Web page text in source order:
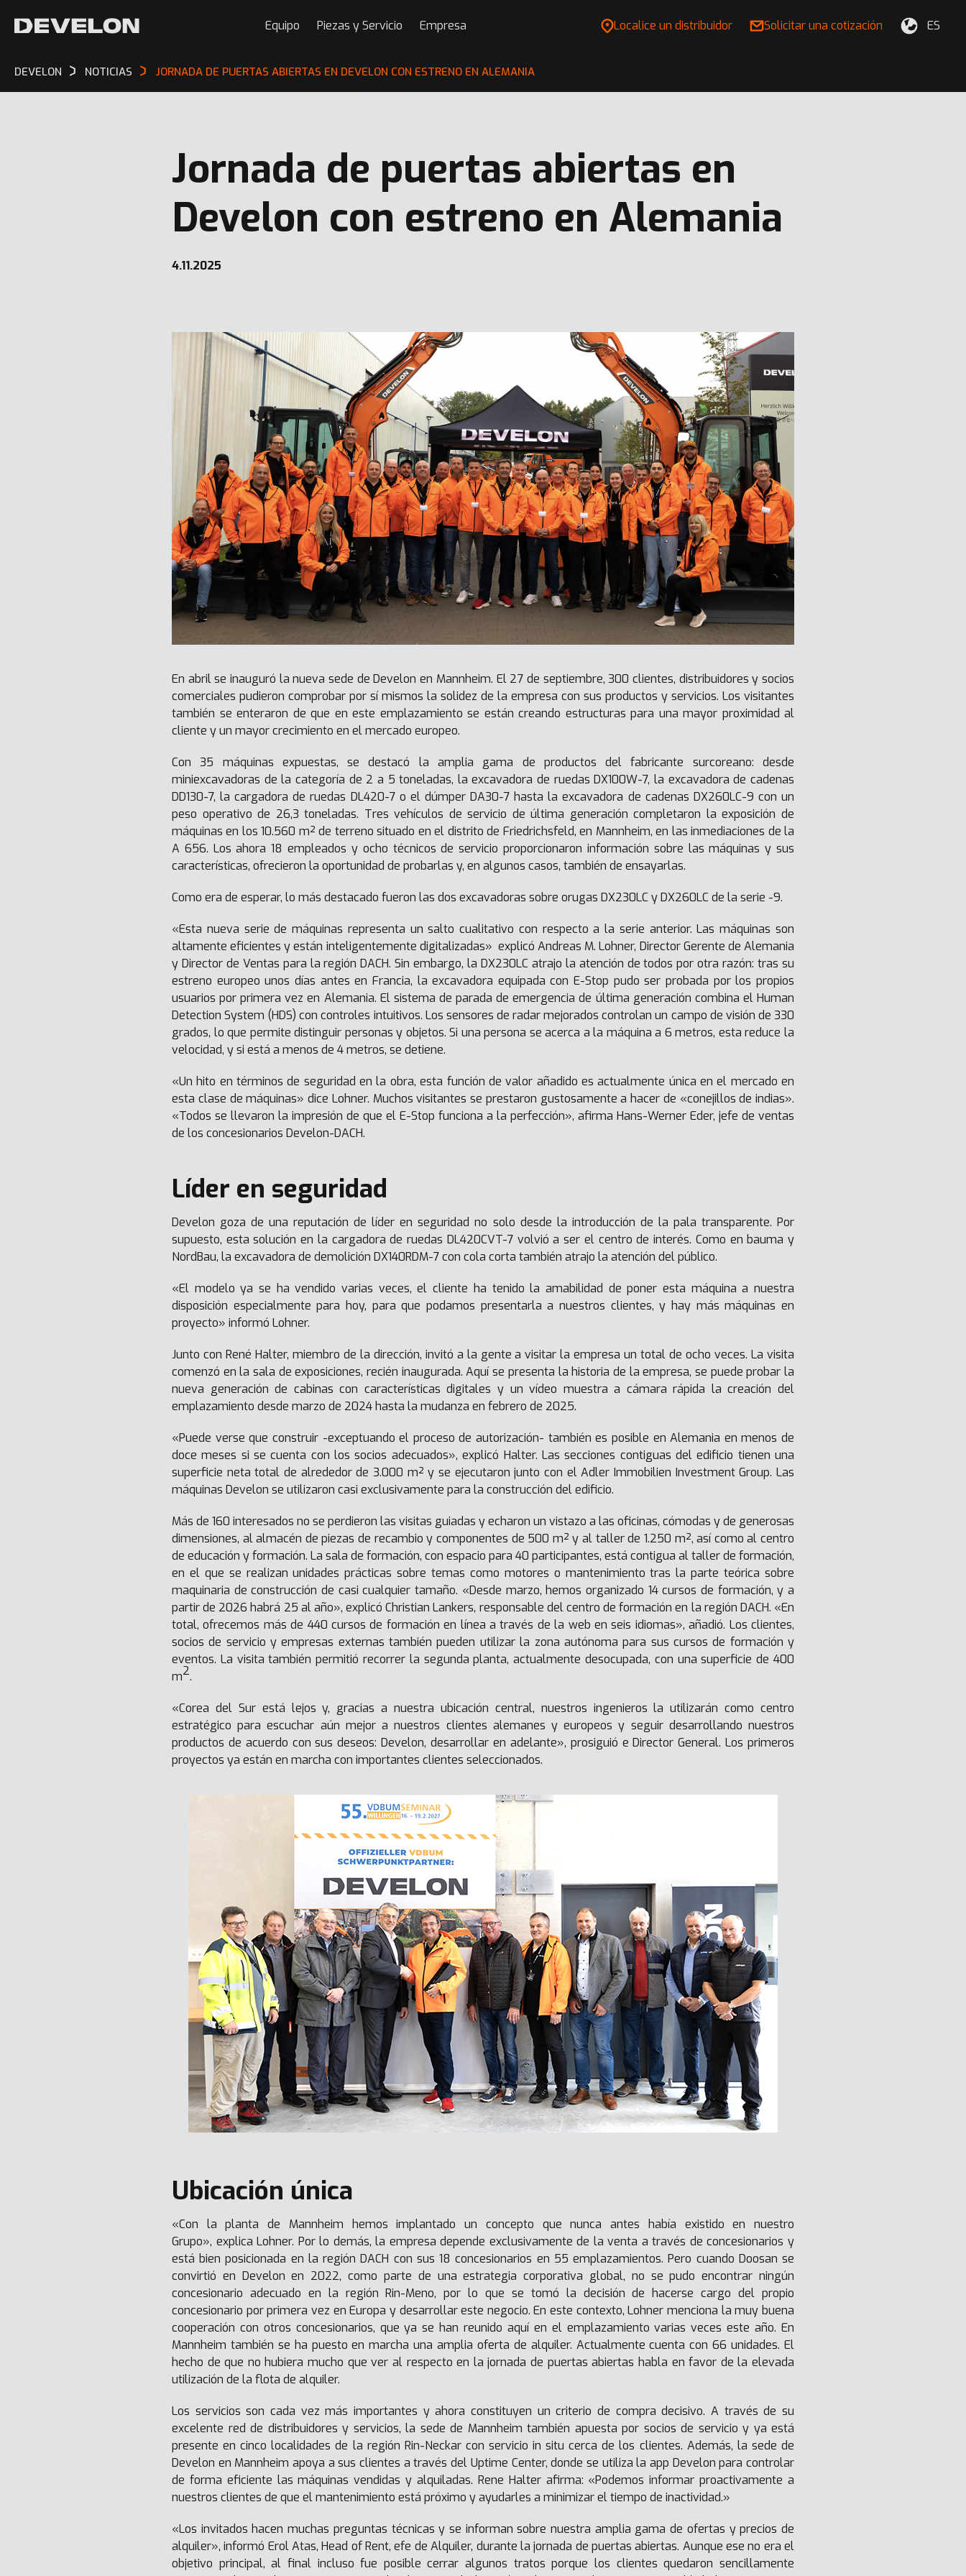
Equipo Piezas y Servicio Empresa Localice un distribuidor Solicitar una cotización ES
DEVELON NOTICIAS JORNADA DE PUERTAS ABIERTAS EN DEVELON CON ESTRENO EN ALEMANIA
Jornada de puertas abiertas en
Develon con estreno en Alemania
4.11.2025
En abril se inauguró la nueva sede de Develon en Mannheim. El 27 de septiembre, 300 clientes, distribuidores y socios
comerciales pudieron comprobar por sí mismos la solidez de la empresa con sus productos y servicios. Los visitantes
también se enteraron de que en este emplazamiento se están creando estructuras para una mayor proximidad al
cliente y un mayor crecimiento en el mercado europeo.
Con 35 máquinas expuestas, se destacó la amplia gama de productos del fabricante surcoreano: desde
miniexcavadoras de la categoría de 2 a 5 toneladas, la excavadora de ruedas DX100W-7, la excavadora de cadenas
DD130-7, la cargadora de ruedas DL420-7 o el dúmper DA30-7 hasta la excavadora de cadenas DX260LC-9 con un
peso operativo de 26,3 toneladas. Tres vehículos de servicio de última generación completaron la exposición de
máquinas en los 10.560 m² de terreno situado en el distrito de Friedrichsfeld, en Mannheim, en las inmediaciones de la
A 656. Los ahora 18 empleados y ocho técnicos de servicio proporcionaron información sobre las máquinas y sus
características, ofrecieron la oportunidad de probarlas y, en algunos casos, también de ensayarlas.
Como era de esperar, lo más destacado fueron las dos excavadoras sobre orugas DX230LC y DX260LC de la serie -9.
«Esta nueva serie de máquinas representa un salto cualitativo con respecto a la serie anterior. Las máquinas son
altamente eficientes y están inteligentemente digitalizadas» explicó Andreas M. Lohner, Director Gerente de Alemania
y Director de Ventas para la región DACH. Sin embargo, la DX230LC atrajo la atención de todos por otra razón: tras su
estreno europeo unos días antes en Francia, la excavadora equipada con E-Stop pudo ser probada por los propios
usuarios por primera vez en Alemania. El sistema de parada de emergencia de última generación combina el Human
Detection System (HDS) con controles intuitivos. Los sensores de radar mejorados controlan un campo de visión de 330
grados, lo que permite distinguir personas y objetos. Si una persona se acerca a la máquina a 6 metros, esta reduce la
velocidad, y si está a menos de 4 metros, se detiene.
«Un hito en términos de seguridad en la obra, esta función de valor añadido es actualmente única en el mercado en
esta clase de máquinas» dice Lohner. Muchos visitantes se prestaron gustosamente a hacer de «conejillos de indias».
«Todos se llevaron la impresión de que el E-Stop funciona a la perfección», afirma Hans-Werner Eder, jefe de ventas
de los concesionarios Develon-DACH.
Líder en seguridad
Develon goza de una reputación de líder en seguridad no solo desde la introducción de la pala transparente. Por
supuesto, esta solución en la cargadora de ruedas DL420CVT-7 volvió a ser el centro de interés. Como en bauma y
NordBau, la excavadora de demolición DX140RDM-7 con cola corta también atrajo la atención del público.
«El modelo ya se ha vendido varias veces, el cliente ha tenido la amabilidad de poner esta máquina a nuestra
disposición especialmente para hoy, para que podamos presentarla a nuestros clientes, y hay más máquinas en
proyecto» informó Lohner.
Junto con René Halter, miembro de la dirección, invitó a la gente a visitar la empresa un total de ocho veces. La visita
comenzó en la sala de exposiciones, recién inaugurada. Aquí se presenta la historia de la empresa, se puede probar la
nueva generación de cabinas con características digitales y un vídeo muestra a cámara rápida la creación del
emplazamiento desde marzo de 2024 hasta la mudanza en febrero de 2025.
«Puede verse que construir -exceptuando el proceso de autorización- también es posible en Alemania en menos de
doce meses si se cuenta con los socios adecuados», explicó Halter. Las secciones contiguas del edificio tienen una
superficie neta total de alrededor de 3.000 m² y se ejecutaron junto con el Adler Immobilien Investment Group. Las
máquinas Develon se utilizaron casi exclusivamente para la construcción del edificio.
Más de 160 interesados no se perdieron las visitas guiadas y echaron un vistazo a las oficinas, cómodas y de generosas
dimensiones, al almacén de piezas de recambio y componentes de 500 m² y al taller de 1.250 m², así como al centro
de educación y formación. La sala de formación, con espacio para 40 participantes, está contigua al taller de formación,
en el que se realizan unidades prácticas sobre temas como motores o mantenimiento tras la parte teórica sobre
maquinaria de construcción de casi cualquier tamaño. «Desde marzo, hemos organizado 14 cursos de formación, y a
partir de 2026 habrá 25 al año», explicó Christian Lankers, responsable del centro de formación en la región DACH. «En
total, ofrecemos más de 440 cursos de formación en línea a través de la web en seis idiomas», añadió. Los clientes,
socios de servicio y empresas externas también pueden utilizar la zona autónoma para sus cursos de formación y
eventos. La visita también permitió recorrer la segunda planta, actualmente desocupada, con una superficie de 400
m2.
«Corea del Sur está lejos y, gracias a nuestra ubicación central, nuestros ingenieros la utilizarán como centro
estratégico para escuchar aún mejor a nuestros clientes alemanes y europeos y seguir desarrollando nuestros
productos de acuerdo con sus deseos: Develon, desarrollar en adelante», prosiguió e Director General. Los primeros
proyectos ya están en marcha con importantes clientes seleccionados.
Ubicación única
«Con la planta de Mannheim hemos implantado un concepto que nunca antes había existido en nuestro
Grupo», explica Lohner. Por lo demás, la empresa depende exclusivamente de la venta a través de concesionarios y
está bien posicionada en la región DACH con sus 18 concesionarios en 55 emplazamientos. Pero cuando Doosan se
convirtió en Develon en 2022, como parte de una estrategia corporativa global, no se pudo encontrar ningún
concesionario adecuado en la región Rin-Meno, por lo que se tomó la decisión de hacerse cargo del propio
concesionario por primera vez en Europa y desarrollar este negocio. En este contexto, Lohner menciona la muy buena
cooperación con otros concesionarios, que ya se han reunido aquí en el emplazamiento varias veces este año. En
Mannheim también se ha puesto en marcha una amplia oferta de alquiler. Actualmente cuenta con 66 unidades. El
hecho de que no hubiera mucho que ver al respecto en la jornada de puertas abiertas habla en favor de la elevada
utilización de la flota de alquiler.
Los servicios son cada vez más importantes y ahora constituyen un criterio de compra decisivo. A través de su
excelente red de distribuidores y servicios, la sede de Mannheim también apuesta por socios de servicio y ya está
presente en cinco localidades de la región Rin-Neckar con servicio in situ cerca de los clientes. Además, la sede de
Develon en Mannheim apoya a sus clientes a través del Uptime Center, donde se utiliza la app Develon para controlar
de forma eficiente las máquinas vendidas y alquiladas. Rene Halter afirma: «Podemos informar proactivamente a
nuestros clientes de que el mantenimiento está próximo y ayudarles a minimizar el tiempo de inactividad.»
«Los invitados hacen muchas preguntas técnicas y se informan sobre nuestra amplia gama de ofertas y precios de
alquiler», informó Erol Atas, Head of Rent, efe de Alquiler, durante la jornada de puertas abiertas. Aunque ese no era el
objetivo principal, al final incluso fue posible cerrar algunos tratos porque los clientes quedaron sencillamente